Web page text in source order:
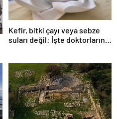
Kefir, bitki çayı veya sebze
suları değil: İşte doktorların